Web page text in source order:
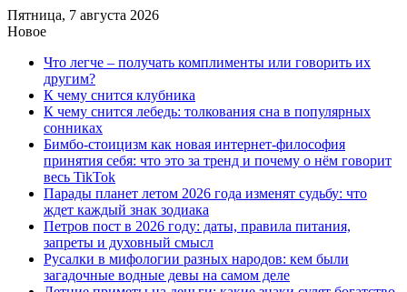
Пятница, 7 августа 2026
Новое
Что легче – получать комплименты или говорить их
другим?
К чему снится клубника
К чему снится лебедь: толкования сна в популярных
сонниках
Бимбо-стоицизм как новая интернет-философия
принятия себя: что это за тренд и почему о нём говорит
весь TikTok
Парады планет летом 2026 года изменят судьбу: что
ждет каждый знак зодиака
Петров пост в 2026 году: даты, правила питания,
запреты и духовный смысл
Русалки в мифологии разных народов: кем были
загадочные водные девы на самом деле